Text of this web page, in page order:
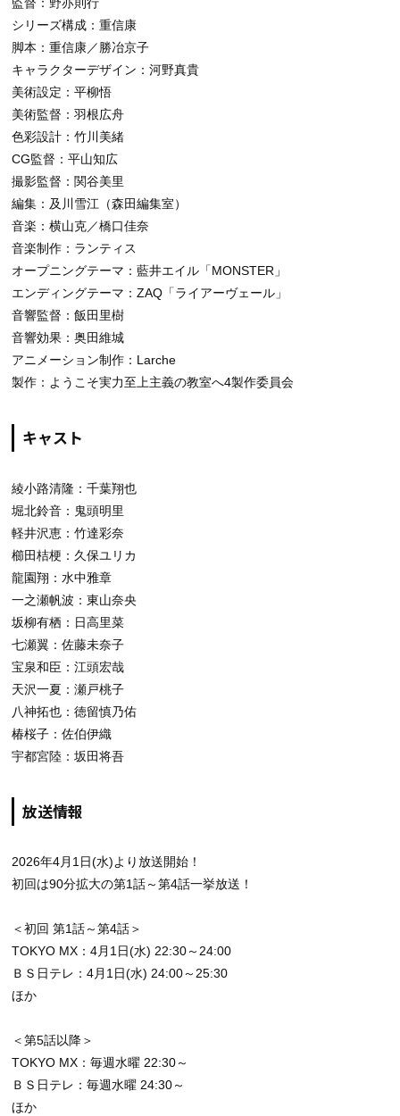
シリーズ構成：重信康
脚本：重信康／勝冶京子
キャラクターデザイン：河野真貴
美術設定：平柳悟
美術監督：羽根広舟
色彩設計：竹川美緒
CG監督：平山知広
撮影監督：関谷美里
編集：及川雪江（森田編集室）
音楽：横山克／橋口佳奈
音楽制作：ランティス
オープニングテーマ：藍井エイル「MONSTER」
エンディングテーマ：ZAQ「ライアーヴェール」
音響監督：飯田里樹
音響効果：奥田維城
アニメーション制作：Larche
製作：ようこそ実力至上主義の教室へ4製作委員会
キャスト
綾小路清隆：千葉翔也
堀北鈴音：鬼頭明里
軽井沢恵：竹達彩奈
櫛田桔梗：久保ユリカ
龍園翔：水中雅章
一之瀬帆波：東山奈央
坂柳有栖：日高里菜
七瀬翼：佐藤未奈子
宝泉和臣：江頭宏哉
天沢一夏：瀬戸桃子
八神拓也：徳留慎乃佑
椿桜子：佐伯伊織
宇都宮陸：坂田将吾
放送情報
2026年4月1日(水)より放送開始！
初回は90分拡大の第1話～第4話一挙放送！
＜初回 第1話～第4話＞
TOKYO MX：4月1日(水) 22:30～24:00
ＢＳ日テレ：4月1日(水) 24:00～25:30
ほか
＜第5話以降＞
TOKYO MX：毎週水曜 22:30～
ＢＳ日テレ：毎週水曜 24:30～
ほか